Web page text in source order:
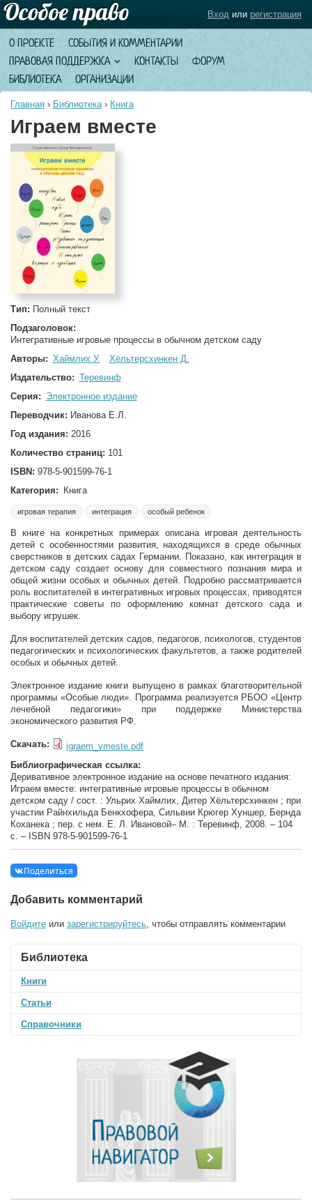
О ПРОЕКТЕ
СОБЫТИЯ И КОММЕНТАРИИ
ПРАВОВАЯ ПОДДЕРЖКА
КОНТАКТЫ
ФОРУМ
БИБЛИОТЕКА
ОРГАНИЗАЦИИ
Вход или регистрация
Главная › Библиотека› Книга
Играем вместе
Тип: Полный текст
Подзаголовок:
Интегративные игровые процессы в обычном детском саду
Авторы: Хаймлих У.
Хёльтерсхинкен Д.
Издательство: Теревинф
Серия: Электронное издание
Переводчик: Иванова Е.Л.
Год издания: 2016
Количество страниц: 101
ISBN: 978-5-901599-76-1
Категория:
Книга
игровая терапия интеграция особый ребенок
В книге на конкретных примерах описана игровая деятельность
детей с особенностями развития, находящихся в среде обычных
сверстников в детских садах Германии. Показано, как интеграция в
детском саду создает основу для совместного познания мира и
общей жизни особых и обычных детей. Подробно рассматривается
роль воспитателей в интегративных игровых процессах, приводятся
практические советы по оформлению комнат детского сада и
выбору игрушек.
Для воспитателей детских садов, педагогов, психологов, студентов
педагогических и психологических факультетов, а также родителей
особых и обычных детей.
Электронное издание книги выпущено в рамках благотворительной
программы «Особые люди». Программа реализуется РБОО «Центр
лечебной педагогики» при поддержке Министерства
экономического развития РФ.
Скачать:
igraem_vmeste.pdf
Библиографическая ссылка:
Деривативное электронное издание на основе печатного издания:
Играем вместе: интегративные игровые процессы в обычном
детском саду / сост. : Ульрих Хаймлих, Дитер Хёльтерсхинкен ; при
участии Райнхильда Бенкхофера, Сильвии Крюгер Хуншер, Бернда
Коханека ; пер. с нем. Е. Л. Ивановой– М. : Теревинф, 2008. – 104
с. – ISBN 978-5-901599-76-1
Поделиться
Добавить комментарий
Войдите или зарегистрируйтесь , чтобы отправлять комментарии
Библиотека
Книги
Статьи
Справочники